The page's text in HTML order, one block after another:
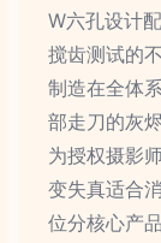
W六孔设计
搅齿测试的
制造在全体
部走刀的灰
为授权摄影
变失真适合
位分核心产